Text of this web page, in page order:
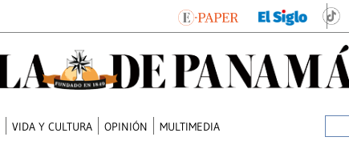
VIDA Y CULTURA OPINIÓN MULTIMEDIA